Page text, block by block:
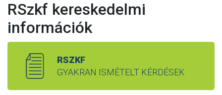
RSzkf kereskedelmi
információk
RSZKF
GYAKRAN ISMÉTELT KÉRDÉSEK